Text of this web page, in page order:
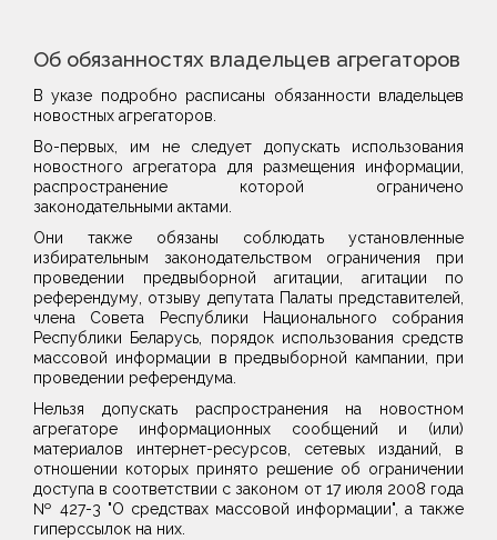
Об обязанностях владельцев агрегаторов
В указе подробно расписаны обязанности владельцев
новостных агрегаторов.
Во-первых, им не следует допускать использования
новостного агрегатора для размещения информации,
распространение которой ограничено
законодательными актами.
Они также обязаны соблюдать установленные
избирательным законодательством ограничения при
проведении предвыборной агитации, агитации по
референдуму, отзыву депутата Палаты представителей,
члена Совета Республики Национального собрания
Республики Беларусь, порядок использования средств
массовой информации в предвыборной кампании, при
проведении референдума.
Нельзя допускать распространения на новостном
агрегаторе информационных сообщений и (или)
материалов интернет-ресурсов, сетевых изданий, в
отношении которых принято решение об ограничении
доступа в соответствии с законом от 17 июля 2008 года
№ 427-3 "О средствах массовой информации", а также
гиперссылок на них.